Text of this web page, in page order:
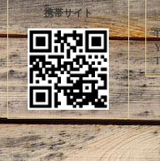
携帯サイト